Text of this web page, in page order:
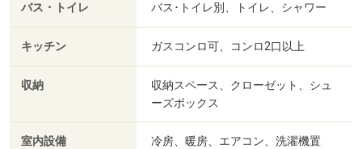
バス・トイレ バス･トイレ別、トイレ、シャワー
キッチン ガスコンロ可、コンロ2口以上
収納
収納スペース、クローゼット、シュ
ーズボックス
室内設備
冷房、暖房、エアコン、洗濯機置